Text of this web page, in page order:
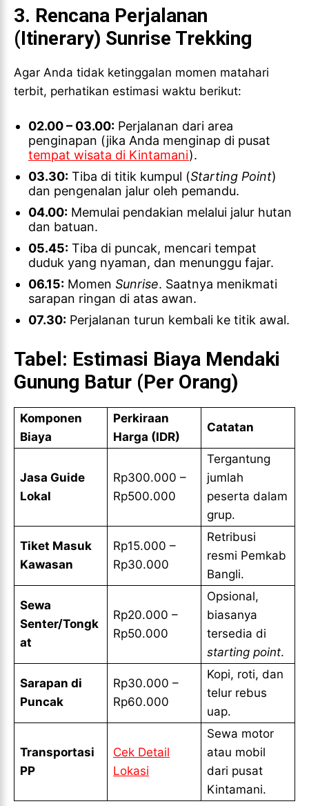
3. Rencana Perjalanan
(Itinerary) Sunrise Trekking
Agar Anda tidak ketinggalan momen matahari
terbit, perhatikan estimasi waktu berikut:
02.00 – 03.00: Perjalanan dari area
penginapan (jika Anda menginap di pusat
tempat wisata di Kintamani).
03.30: Tiba di titik kumpul (Starting Point)
dan pengenalan jalur oleh pemandu.
04.00: Memulai pendakian melalui jalur hutan
dan batuan.
05.45: Tiba di puncak, mencari tempat
duduk yang nyaman, dan menunggu fajar.
06.15: Momen Sunrise. Saatnya menikmati
sarapan ringan di atas awan.
07.30: Perjalanan turun kembali ke titik awal.
Tabel: Estimasi Biaya Mendaki
Gunung Batur (Per Orang)
Komponen
Biaya
Perkiraan
Harga (IDR)
Catatan
Jasa Guide
Lokal
Rp300.000 –
Rp500.000
Tergantung
jumlah
peserta dalam
grup.
Tiket Masuk
Kawasan
Rp15.000 –
Rp30.000
Retribusi
resmi Pemkab
Bangli.
Sewa
Senter/Tongk
at
Rp20.000 –
Rp50.000
Opsional,
biasanya
tersedia di
starting point.
Sarapan di
Puncak
Rp30.000 –
Rp60.000
Kopi, roti, dan
telur rebus
uap.
Transportasi
PP
Cek Detail
Lokasi
Sewa motor
atau mobil
dari pusat
Kintamani.